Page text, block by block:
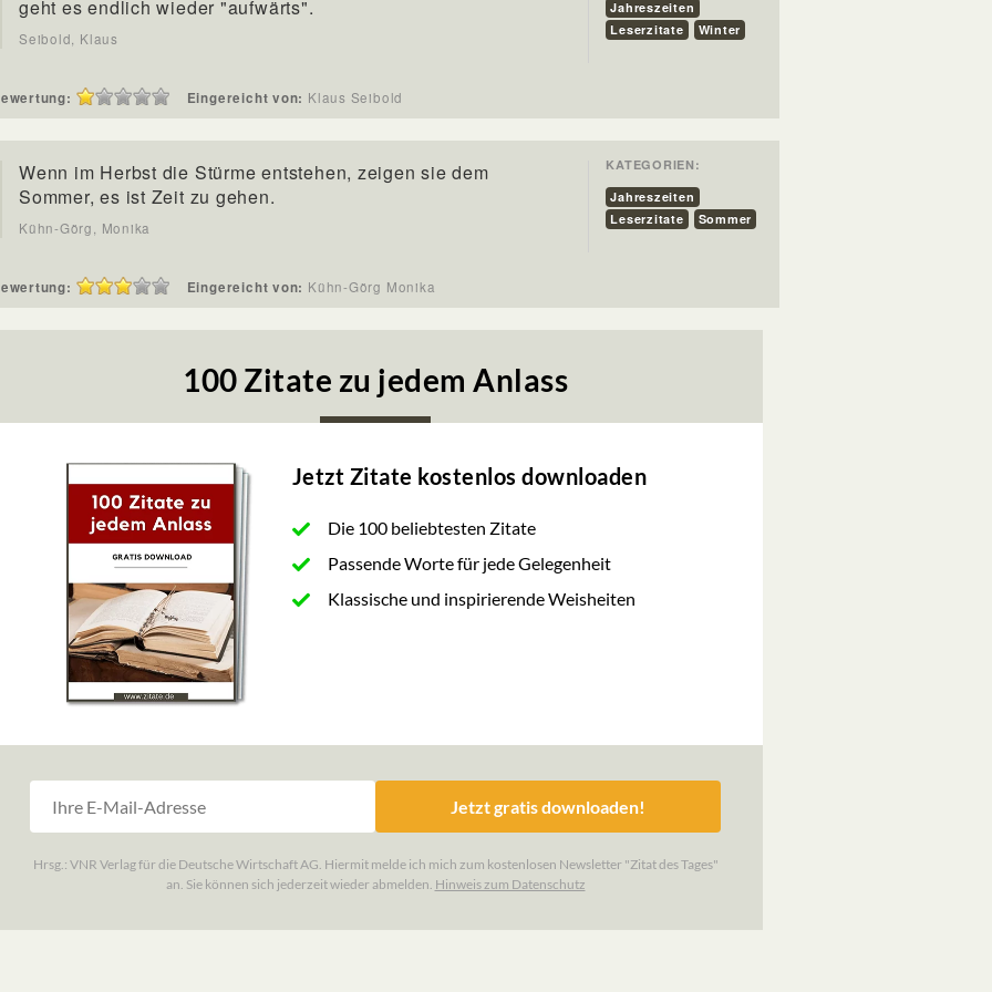
geht es endlich wieder "aufwärts".
Seibold, Klaus
Jahreszeiten
Leserzitate
Winter
Eingereicht von: Klaus Seibold
Wenn im Herbst die Stürme entstehen, zeigen sie dem
Sommer, es ist Zeit zu gehen.
Kühn-Görg, Monika
KATEGORIEN:
Jahreszeiten
Leserzitate
Sommer
Eingereicht von: Kühn-Görg Monika